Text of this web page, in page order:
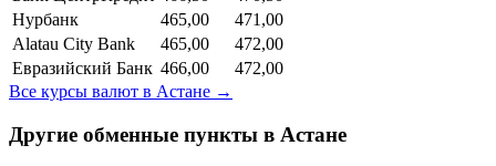
Нурбанк
465,00
471,00
Alatau City Bank
465,00
472,00
Евразийский Банк 466,00
472,00
Все курсы валют в Астане →
Другие обменные пункты в Астане